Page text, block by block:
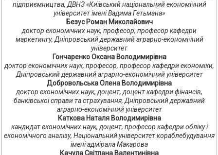
підприємництва, ДВНЗ «Київський національний економічний
університет імені Вадима Гетьмана»
Безус Роман Миколайович
доктор економічних наук, професор, професор кафедри
маркетингу, Дніпровський державний аграрно-економічний
університет
Гончаренко Оксана Володимирівна
доктор економічних наук, професор, професор кафедри економіки,
Дніпровський державний аграрно-економічний університет
Добровольська Олена Володимирівна
доктор економічних наук, доцент, доцент кафедри фінансів,
банківської справи та страхування, Дніпровський державний
аграрно-економічний університет
Каткова Наталя Володимирівна
кандидат економічних наук, доцент, професор кафедри обліку і
економічного аналізу, Національний університет кораблебудування
імені адмірала Макарова
Качула Світлана Валентинівна